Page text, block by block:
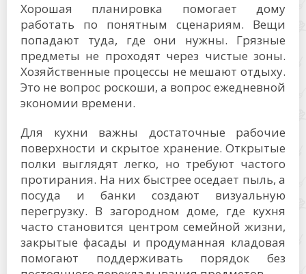
Хорошая планировка помогает дому
работать по понятным сценариям. Вещи
попадают туда, где они нужны. Грязные
предметы не проходят через чистые зоны.
Хозяйственные процессы не мешают отдыху.
Это не вопрос роскоши, а вопрос ежедневной
экономии времени.
Для кухни важны достаточные рабочие
поверхности и скрытое хранение. Открытые
полки выглядят легко, но требуют частого
протирания. На них быстрее оседает пыль, а
посуда и банки создают визуальную
перегрузку. В загородном доме, где кухня
часто становится центром семейной жизни,
закрытые фасады и продуманная кладовая
помогают поддерживать порядок без